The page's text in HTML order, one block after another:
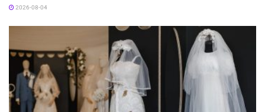
2026-08-04